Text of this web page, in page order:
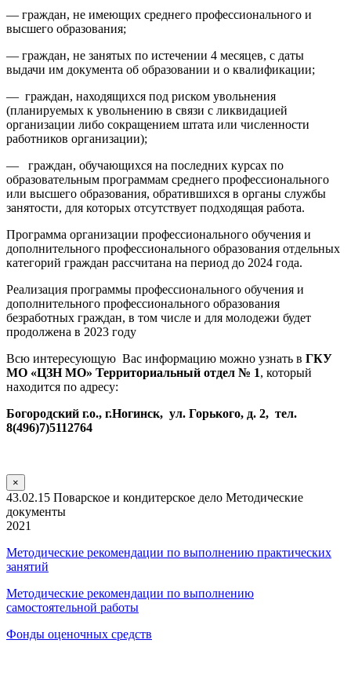
— граждан, не имеющих среднего профессионального и
высшего образования;
— граждан, не занятых по истечении 4 месяцев, с даты
выдачи им документа об образовании и о квалификации;
— граждан, находящихся под риском увольнения
(планируемых к увольнению в связи с ликвидацией
организации либо сокращением штата или численности
работников организации);
— граждан, обучающихся на последних курсах по
образовательным программам среднего профессионального
или высшего образования, обратившихся в органы службы
занятости, для которых отсутствует подходящая работа.
Программа организации профессионального обучения и
дополнительного профессионального образования отдельных
категорий граждан рассчитана на период до 2024 года.
Реализация программы профессионального обучения и
дополнительного профессионального образования
безработных граждан, в том числе и для молодежи будет
продолжена в 2023 году
Всю интересующую Вас информацию можно узнать в ГКУ
МО «ЦЗН МО» Территориальный отдел № 1, который
находится по адресу:
Богородский г.о., г.Ногинск, ул. Горького, д. 2, тел.
8(496)7)5112764
×
43.02.15 Поварское и кондитерское дело Методические
документы
2021
Методические рекомендации по выполнению практических
занятий
Методические рекомендации по выполнению
самостоятельной работы
Фонды оценочных средств